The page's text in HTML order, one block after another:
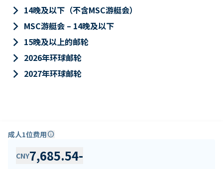
keyboard_arrow_right 14晚及以下（不含MSC游艇会）
keyboard_arrow_right MSC游艇会 – 14晚及以下
keyboard_arrow_right 15晚及以上的邮轮
keyboard_arrow_right 2026年环球邮轮
keyboard_arrow_right 2027年环球邮轮
成人1位费用info
CNY7,685.54-